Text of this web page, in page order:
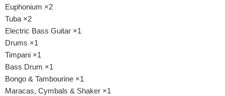
Euphonium ×2
Tuba ×2
Electric Bass Guitar ×1
Drums ×1
Timpani ×1
Bass Drum ×1
Bongo & Tambourine ×1
Maracas, Cymbals & Shaker ×1